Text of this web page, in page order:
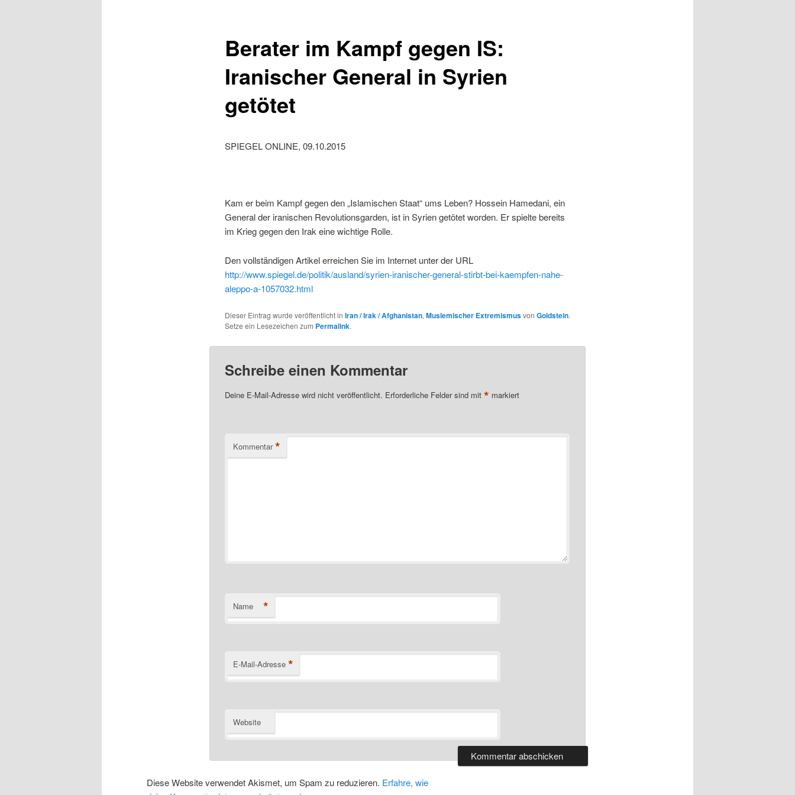
Berater im Kampf gegen IS:
Iranischer General in Syrien
getötet
SPIEGEL ONLINE, 09.10.2015
Kam er beim Kampf gegen den „Islamischen Staat“ ums Leben? Hossein Hamedani, ein
General der iranischen Revolutionsgarden, ist in Syrien getötet worden. Er spielte bereits
im Krieg gegen den Irak eine wichtige Rolle.
Den vollständigen Artikel erreichen Sie im Internet unter der URL
http://www.spiegel.de/politik/ausland/syrien-iranischer-general-stirbt-bei-kaempfen-nahe-
aleppo-a-1057032.html
Dieser Eintrag wurde veröffentlicht in Iran / Irak / Afghanistan, Muslemischer Extremismusvon Goldstein.
Setze ein Lesezeichen zum Permalink.
Schreibe einen Kommentar
Deine E-Mail-Adresse wird nicht veröffentlicht. Erforderliche Felder sind mit * markiert
Kommentar *
Name *
E-Mail-Adresse *
Website
Diese Website verwendet Akismet, um Spam zu reduzieren. Erfahre, wie